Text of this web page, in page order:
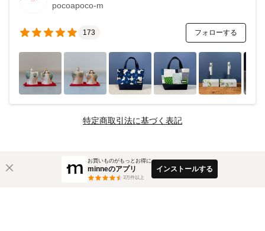
pocoapoco-m
173 フォローする
特定商取引法に基づく表記
お買いものがもっとお得に
minneのアプリ
3万件以上
インストールする